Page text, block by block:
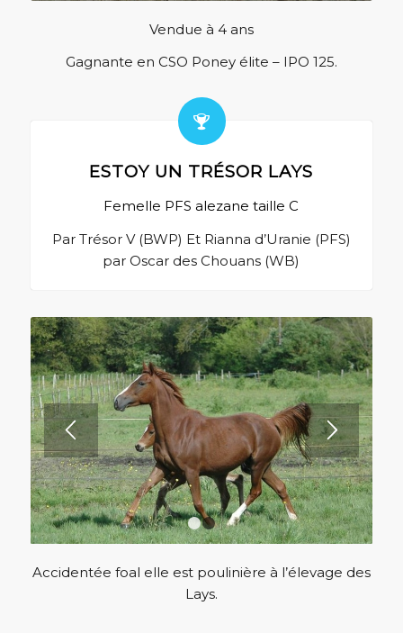
Vendue à 4 ans
Gagnante en CSO Poney élite – IPO 125.
ESTOY UN TRÉSOR LAYS
Femelle PFS alezane taille C
Par Trésor V (BWP) Et Rianna d’Uranie (PFS)
par Oscar des Chouans (WB)
1 2
Accidentée foal elle est poulinière à l’élevage des
Lays.